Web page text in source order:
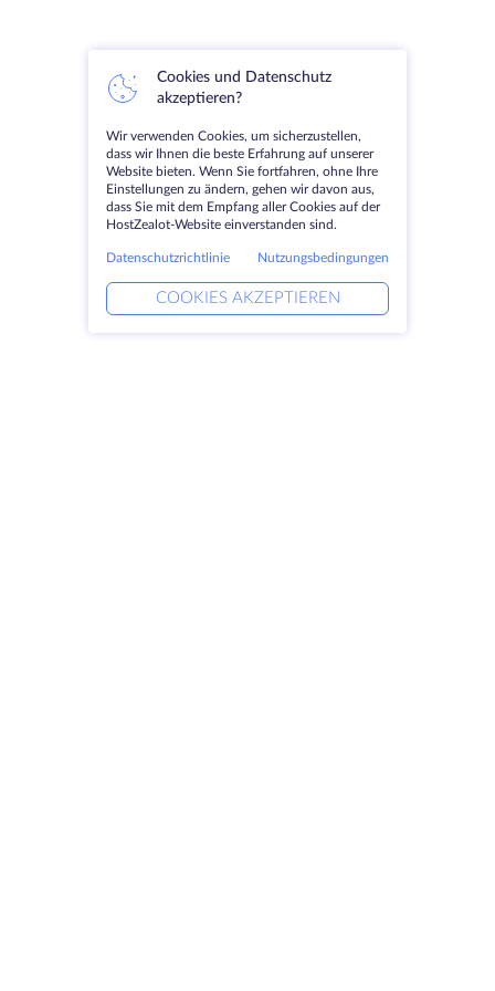
Cookies und Datenschutz
akzeptieren?
Wir verwenden Cookies, um sicherzustellen,
dass wir Ihnen die beste Erfahrung auf unserer
Website bieten. Wenn Sie fortfahren, ohne Ihre
Einstellungen zu ändern, gehen wir davon aus,
dass Sie mit dem Empfang aller Cookies auf der
HostZealot-Website einverstanden sind.
Datenschutzrichtlinie Nutzungsbedingungen
COOKIES AKZEPTIEREN